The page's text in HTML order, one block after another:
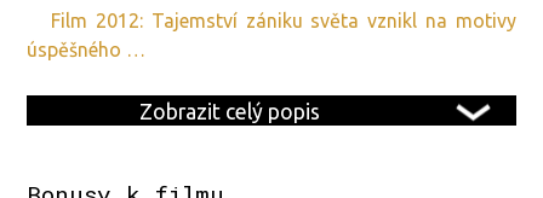
film 2012: Tajemství zániku světa vznikl na motivy
úspěšného …
Zobrazit celý popis